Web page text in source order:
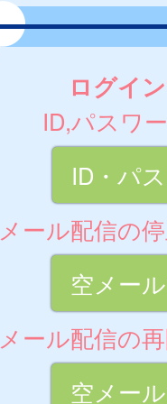
ログイ
ID,パスワ
ID・パ
メール配信の
空メー
メール配信の
空メー